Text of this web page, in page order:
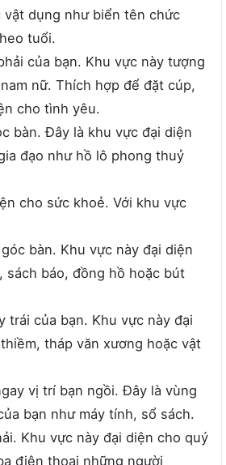
dụng như biển tên chức
tuổi.
của bạn. Khu vực này tượng
nữ. Thích hợp để đặt cúp,
cho tình yêu.
bàn. Đây là khu vực đại diện
đạo như hồ lô phong thuỷ
cho sức khoẻ. Với khu vực
bàn. Khu vực này đại diện
báo, đồng hồ hoặc bút
trái của bạn. Khu vực này đại
tháp văn xương hoặc vật
vị trí bạn ngồi. Đây là vùng
bạn như máy tính, sổ sách.
Khu vực này đại diện cho quý
điện thoại những người